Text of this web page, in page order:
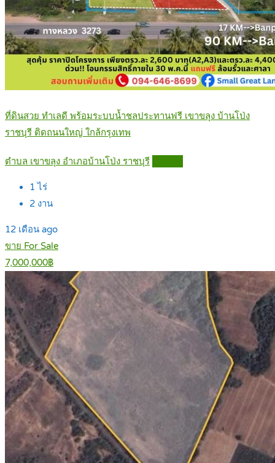
ที่ดินสวย ทำเลดี พร้อมระบบน้ำชลประทานฟรี เขาขลุง บ้านโป่ง
ราชบุรี ติดถนนใหญ่ ใกล้กรุงเทพ
ตำบล เขาขลุง อำเภอบ้านโป่ง ราชบุรี
1 ไร่
2 งาน
12 เดือน ago
ขาย For Sale
7,000,000฿